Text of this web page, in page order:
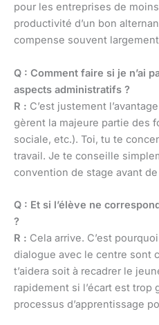
pour les entreprises de
productivité d’un bon
compense souvent
Q : Comment faire si je n’ai
aspects administratifs ?
R : C’est justement
gèrent la majeure partie des
sociale, etc.). Toi, tu te
travail. Je te conseille
convention de stage avant
Q : Et si l’élève ne
?
R : Cela arrive. C’est
dialogue avec le centre sont
t’aidera soit à recadrer le
rapidement si l’écart est trop
processus d’apprentissage